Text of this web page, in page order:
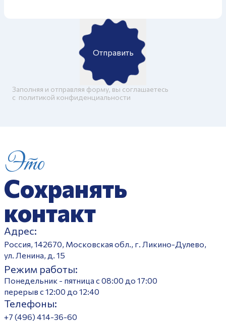
Отправить
Заполняя и отправляя форму, вы соглашаетесь
c политикой конфиденциальности
Это
Сохранять
контакт
Адрес:
Россия, 142670, Московская обл., г. Ликино-Дулево,
ул. Ленина, д. 15
Режим работы:
Понедельник - пятница с 08:00 до 17:00
перерыв с 12:00 до 12:40
Телефоны:
+7 (496) 414-36-60